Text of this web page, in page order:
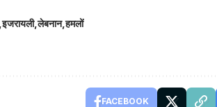
इजरायली लेबनान हमलों
FACEBOOK